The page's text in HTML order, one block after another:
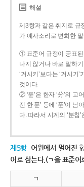
해설
제3항과 같은 취지로 규
가 예사소리로 변화한
① 표준어 규정이 공표
나지 않거나 바로 말하
‘거시키’보다는 ‘거시기
것이다.
② ‘푼’은 한자 ‘分’의 고
전 한 푼’ 등에 ‘푼’이 남
다. 따라서 시계의 ‘분침
제5항 어원에서 멀어진
어로 삼는다.(ㄱ을 표준어
ㄱ